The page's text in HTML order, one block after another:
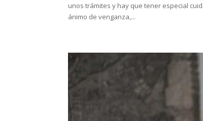
unos trámites y hay que tener especial
ánimo de venganza,...